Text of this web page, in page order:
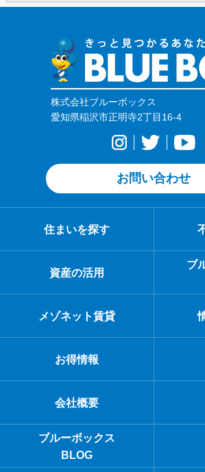
株式会社ブルーボックス
愛知県稲沢市正明寺2丁目16-4
お問い合わせ
住まいを探す
資産の活用
ブ
メゾネット賃貸
お得情報
会社概要
ブルーボックス
BLOG